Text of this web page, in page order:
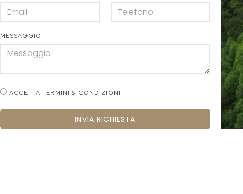
MESSAGGIO
ACCETTA TERMINI & CONDIZIONI
INVIA RICHIESTA